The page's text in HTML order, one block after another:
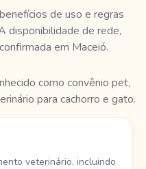
de uso e regras
disponibilidade de rede,
em Maceió.
como convênio pet,
para cachorro e gato.
veterinário, incluindo